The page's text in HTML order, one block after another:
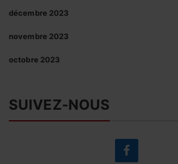
décembre 2023
novembre 2023
octobre 2023
SUIVEZ-NOUS